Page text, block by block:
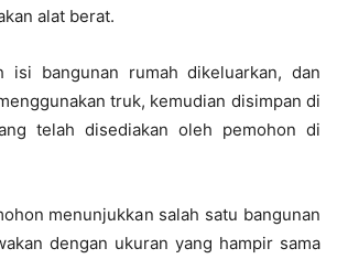
alat berat.
isi bangunan rumah dikeluarkan, dan
truk, kemudian disimpan di
telah disediakan oleh pemohon di
menunjukkan salah satu bangunan
dengan ukuran yang hampir sama